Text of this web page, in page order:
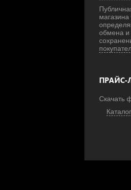
обмена и
ПРАЙС-
Скачать